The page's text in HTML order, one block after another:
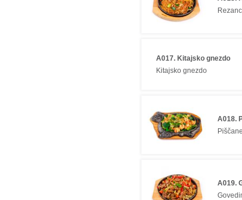
A017. Kitajsko gnezdo
Kitajsko gnezdo
A018.
A019.